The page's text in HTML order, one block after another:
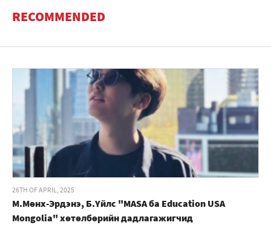
RECOMMENDED
26TH OF APRIL, 2025
М.Мөнх-Эрдэнэ, Б.Үйлс "MASA ба Education USA
Mongolia" хөтөлбөрийн дадлагажигчид